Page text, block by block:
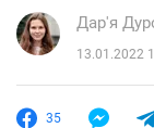
Дар'я
13.01.2022
35